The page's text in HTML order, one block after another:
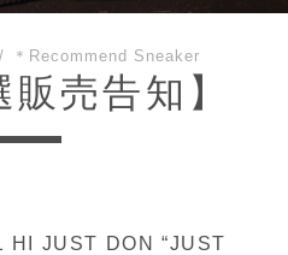
/ ＊Recommend Sneaker
販売告知】
HI JUST DON “JUST